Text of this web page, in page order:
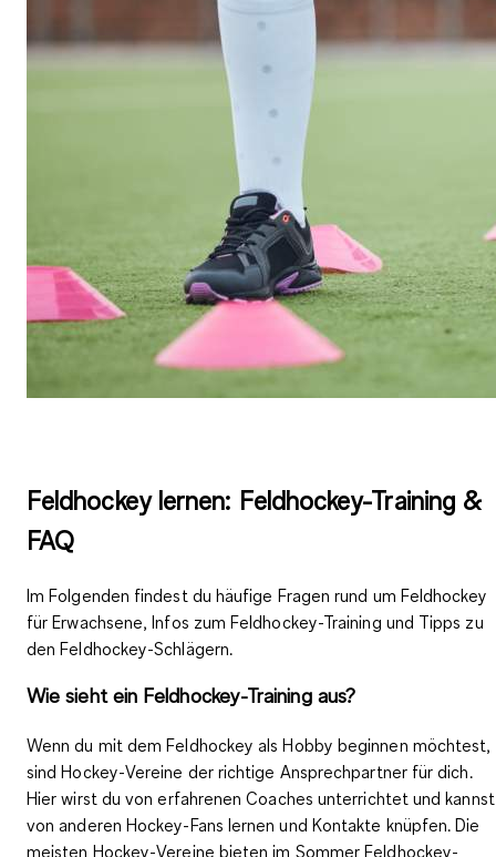
Feldhockey lernen: Feldhockey-Training &
FAQ
Im Folgenden findest du häufige Fragen rund um Feldhockey
für Erwachsene, Infos zum Feldhockey-Training und Tipps zu
den Feldhockey-Schlägern.
Wie sieht ein Feldhockey-Training aus?
Wenn du mit dem Feldhockey als Hobby beginnen möchtest,
sindHockey-Vereine der richtige Ansprechpartner für dich.
Hier wirst du von erfahrenen Coaches unterrichtet und kannst
von anderen Hockey-Fans lernen und Kontakte knüpfen. Die
meisten Hockey-Vereine bietenim Sommer Feldhockey-